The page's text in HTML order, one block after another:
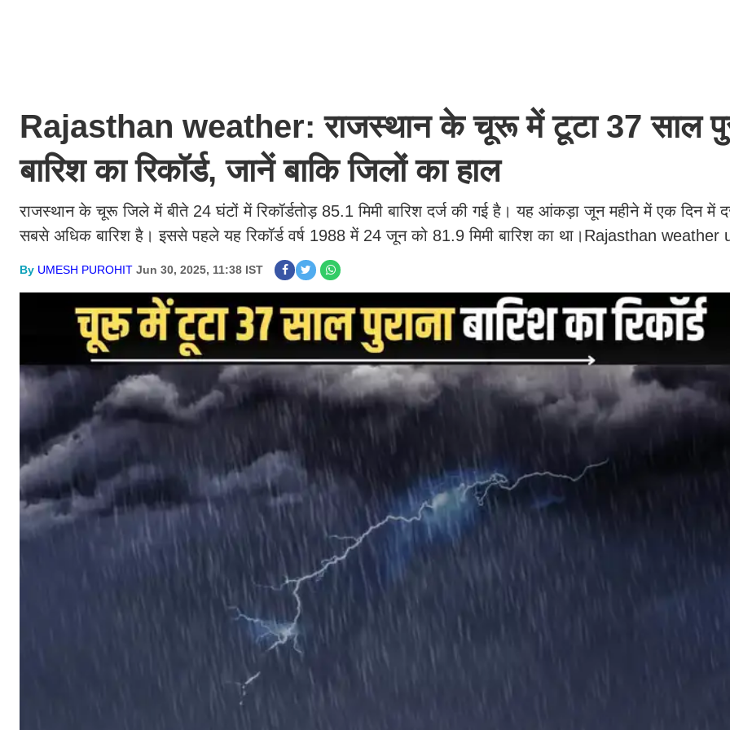
Rajasthan weather: राजस्थान के चूरू में टूटा 37 साल
बारिश का रिकॉर्ड, जानें बाकि जिलों का हाल
राजस्थान के चूरू जिले में बीते 24 घंटों में रिकॉर्डतोड़ 85.1 मिमी बारिश दर्ज की गई है। यह आंकड़ा जून महीने में एक दिन में
सबसे अधिक बारिश है। इससे पहले यह रिकॉर्ड वर्ष 1988 में 24 जून को 81.9 मिमी बारिश का था।Rajasthan weather
By UMESH PUROHIT Jun 30, 2025, 11:38 IST